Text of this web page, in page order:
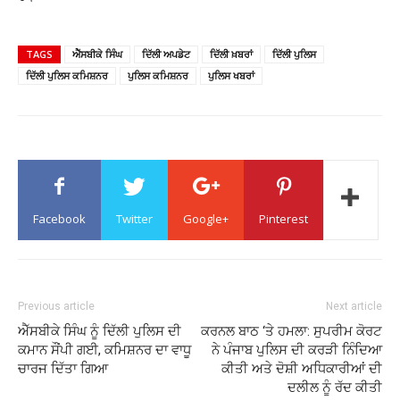
TAGS ਐੱਸਬੀਕੇ ਸਿੰਘ ਦਿੱਲੀ ਅਪਡੇਟ ਦਿੱਲੀ ਖ਼ਬਰਾਂ
ਦਿੱਲੀ ਪੁਲਿਸ
ਦਿੱਲੀ ਪੁਲਿਸ ਕਮਿਸ਼ਨਰ
ਪੁਲਿਸ ਕਮਿਸ਼ਨਰ ਪੁਲਿਸ ਖਬਰਾਂ
Facebook Twitter Google+ Pinterest
Previous article
ਐੱਸਬੀਕੇ ਸਿੰਘ ਨੂੰ ਦਿੱਲੀ ਪੁਲਿਸ ਦੀ
ਕਮਾਨ ਸੌਂਪੀ ਗਈ, ਕਮਿਸ਼ਨਰ ਦਾ ਵਾਧੂ
ਚਾਰਜ ਦਿੱਤਾ ਗਿਆ
Next article
ਕਰਨਲ ਬਾਠ ‘ਤੇ ਹਮਲਾ: ਸੁਪਰੀਮ ਕੋਰਟ
ਨੇ ਪੰਜਾਬ ਪੁਲਿਸ ਦੀ ਕਰੜੀ ਨਿੰਦਿਆ
ਕੀਤੀ ਅਤੇ ਦੋਸ਼ੀ ਅਧਿਕਾਰੀਆਂ ਦੀ
ਦਲੀਲ ਨੂੰ ਰੱਦ ਕੀਤੀ